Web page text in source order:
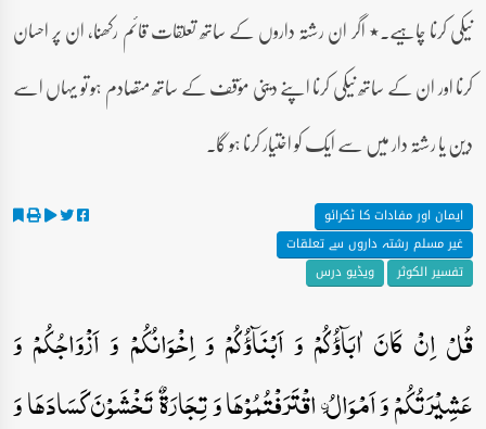
نیکی کرنا چاہیے۔٭ اگر ان رشتہ داروں کے ساتھ تعلقات قائم رکھنا، ان پر احسان
کرنا اور ان کے ساتھ نیکی کرنا اپنے دینی مؤقف کے ساتھ متصادم ہو تو یہاں اسے
دین یا رشتہ دار میں سے ایک کو اختیار کرنا ہو گا۔
ایمان اور مفادات کا ٹکرائو
غیر مسلم رشتہ داروں سے تعلقات
تفسیر الکوثر
ویڈیو درس
قُلۡ اِنۡ کَانَ اٰبَآؤُکُمۡ وَ اَبۡنَآؤُکُمۡ وَ اِخۡوَانُکُمۡ وَ اَزۡوَاجُکُمۡ وَ
عَشِیۡرَتُکُمۡ وَ اَمۡوَالُ ۨ اقۡتَرَفۡتُمُوۡہَا وَ تِجَارَۃٌ تَخۡشَوۡنَ کَسَادَہَا وَ